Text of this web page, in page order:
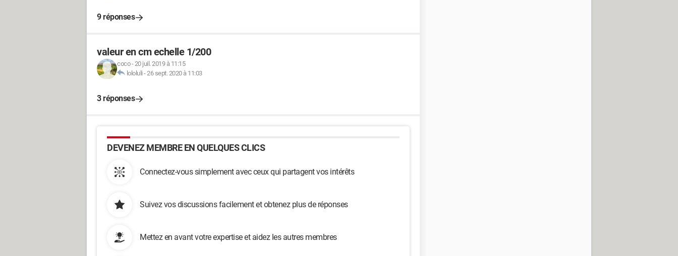
9 réponses
valeur en cm echelle 1/200
coco-20 juil. 2019 à 11:15
lololuli -26 sept. 2020 à 11:03
3 réponses
DEVENEZ MEMBRE EN QUELQUES CLICS
Connectez-vous simplement avec ceux qui partagent vos intérêts
Suivez vos discussions facilement et obtenez plus de réponses
Mettez en avant votre expertise et aidez les autres membres